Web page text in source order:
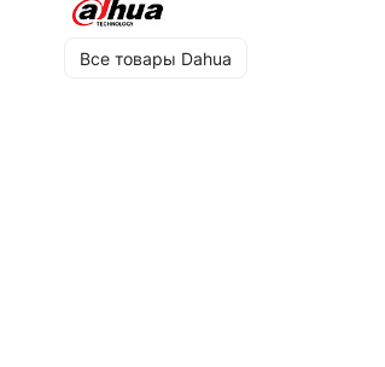
Все товары Dahua